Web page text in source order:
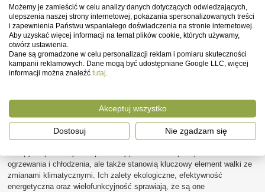
laboratoryjnymi. Założenia te spełniają zazwyczaj renomowani
producenci z kilkudziesięcioletnim doświadczeniem w produkcji pomp
ciepła. Jest to bardzo ważne zwłaszcza w przypadku użytkowania w
domach, gdzie komfort akustyczny jest istotny dla mieszkańców i
sąsiadów. Nadmienić tu warto, że zgodnie z obowiązującymi przepisami
prawa na granicy działki w godzinach nocnych głośność pracy
urządzenia, inaczej ciśnienie akustyczne nie powinno przekraczać 40
Warto pamiętać, że pompy ciepła występują w różnych rodzajach, w tym
powietrznych, gruntowych i hybrydowych. Każdy rodzaj ma swoje zalety
i może być dostosowany do indywidualnych potrzeb i warunków
ogrzewania i chłodzenia, ale także stanowią kluczowy element walki ze
zmianami klimatycznymi. Ich zalety ekologiczne, efektywność
energetyczna oraz wielofunkcyjność sprawiają, że są one
Możemy je zamieścić w celu analizy danych dotyczących odwiedzających,
ulepszenia naszej strony internetowej, pokazania spersonalizowanych treści
i zapewnienia Państwu wspaniałego doświadczenia na stronie internetowej.
Aby uzyskać więcej informacji na temat plików cookie, których używamy,
otwórz ustawienia.
Dane są gromadzone w celu personalizacji reklam i pomiaru skuteczności
kampanii reklamowych. Dane mogą być udostępniane Google LLC, więcej
informacji można znaleźć tutaj
Akceptuj wszystko
Dostosuj Nie zgadzam się